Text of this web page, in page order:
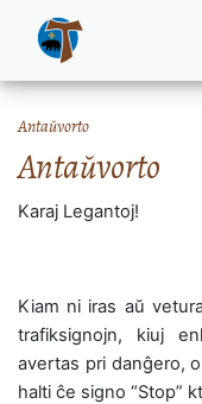
Antaŭvorto
Antaŭvorto
Karaj Legantoj!
Kiam ni iras aŭ
trafiksignojn, kiuj
avertas pri danĝero,
halti ĉe signo “Stop”